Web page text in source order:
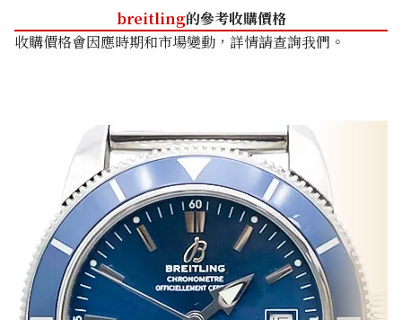
breitling的參考收購價格
收購價格會因應時期和市場變動，詳情請查詢我們。